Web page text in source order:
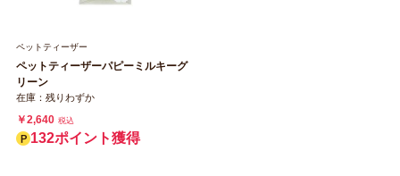
ペットティーザー
ペットティーザーパピーミルキーグ
リーン
在庫：残りわずか
￥2,640 税込
132ポイント獲得